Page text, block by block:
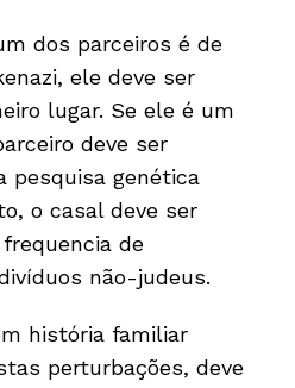
dos parceiros é de
ele deve ser
lugar. Se ele é um
deve ser
pesquisa genética
o casal deve ser
de
não-judeus.
história familiar
perturbações, deve